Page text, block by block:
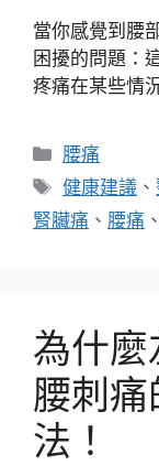
當你感覺到腰
困擾的問題：
疼痛在某些情
分
類
腰痛
標
籤
健康建議 、
腎臟痛 、 腰痛 、
為什
腰刺
法！